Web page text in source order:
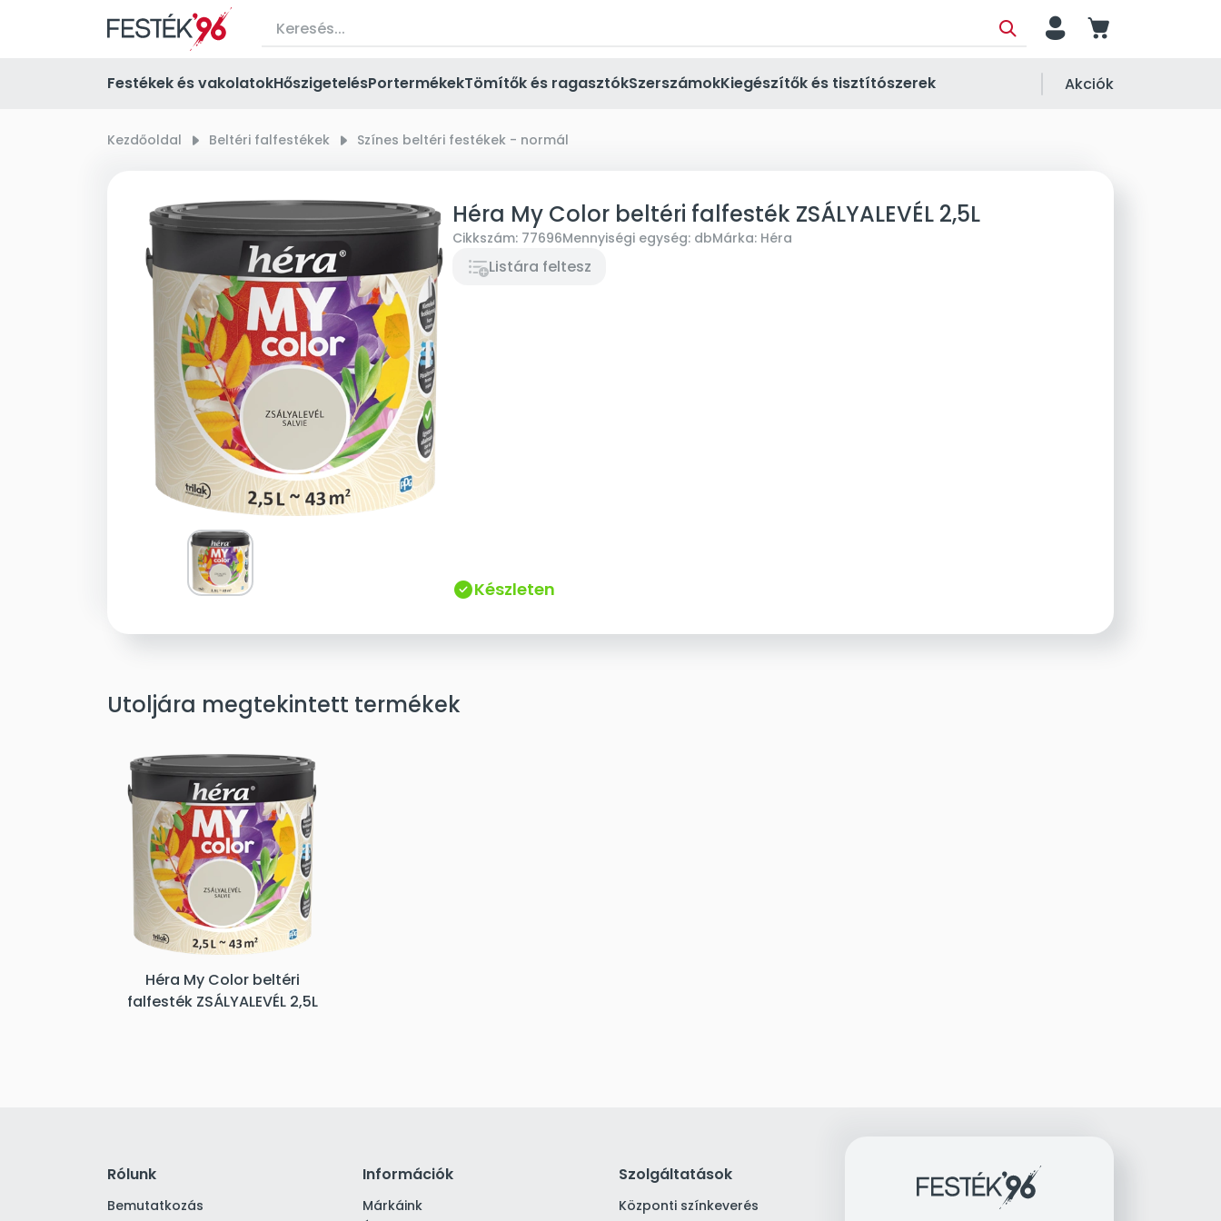
person cart
Festékek és vakolatokHőszigetelésPortermékekTömítők és ragasztókSzerszámokKiegészítők és tisztítószerek Akciók
Kezdőoldal right_small Beltéri falfestékek right_small Színes beltéri festékek - normál
Héra My Color beltéri falfesték ZSÁLYALEVÉL 2,5L
Cikkszám: 77696Mennyiségi egység: dbMárka: Héra
Listára feltesz
Készleten
Utoljára megtekintett termékek
Héra My Color beltéri
falfesték ZSÁLYALEVÉL 2,5L
Rólunk
Bemutatkozás
Információk
Márkáink
Szolgáltatások
Központi színkeverés